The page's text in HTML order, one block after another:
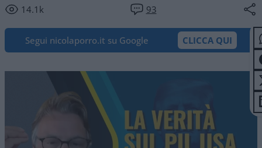
14.1k 93
Segui nicolaporro.it su Google CLICCA QUI